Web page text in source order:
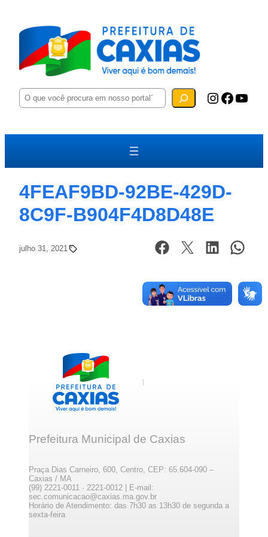
P
e
u
a
Instagram Facebook YouTube
4FEAF9BD-92BE-429D-
8C9F-B904F4D8D48E
julho 31, 2021
Prefeitura Municipal de Caxias
Praça Dias Carneiro, 600, Centro, CEP: 65.604-090 –
Caxias / MA
(99) 2221-0011 · 2221-0012 | E-mail:
sec.comunicacao@caxias.ma.gov.br
Horário de Atendimento: das 7h30 as 13h30 de segunda a
sexta-feira